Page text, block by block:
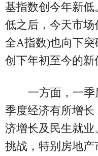
基指数创今年新
低之后，今天市
全A指数)也向下突
创下年初至今的新
一方面，一
季度经济有所增
济增长及民生就
挑战，特别房地